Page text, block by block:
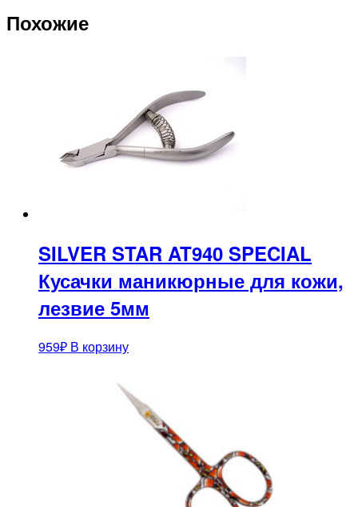
Похожие
SILVER STAR AT940 SPECIAL
Кусачки маникюрные для кожи,
лезвие 5мм
959₽ В корзину